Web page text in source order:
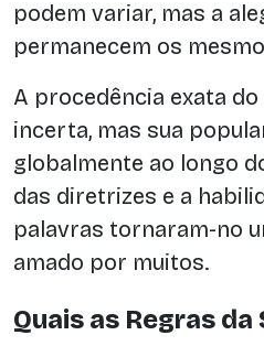
podem variar, mas a
permanecem os
A procedência exata
incerta, mas sua
globalmente ao longo
das diretrizes e a
palavras tornaram-no
amado por muitos.
Quais as Regras da